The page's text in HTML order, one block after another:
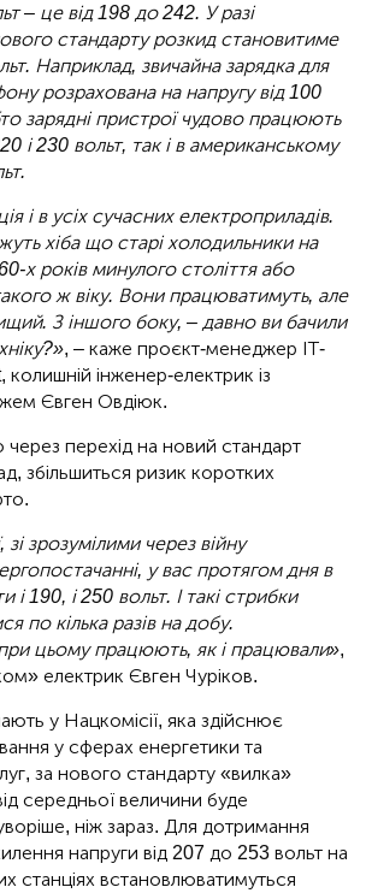
– це від 198 до 242. У разі
стандарту розкид становитиме
Наприклад, звичайна зарядка для
розрахована на напругу від 100
зарядні пристрої чудово працюють
і 230 вольт, так і в американському
і в усіх сучасних електроприладів.
хіба що старі холодильники на
х років минулого століття або
ж віку. Вони працюватимуть, але
З іншого боку, – давно ви бачили
, – каже проєкт-менеджер ІТ-
колишній інженер-електрик із
Євген Овдіюк.
перехід на новий стандарт
збільшиться ризик коротких
зі зрозумілими через війну
у вас протягом дня в
і 190, і 250 вольт. І такі стрибки
по кілька разів на добу.
цьому працюють, як і працювали»,
електрик Євген Чуріков.
у Нацкомісії, яка здійснює
у сферах енергетики та
за нового стандарту «вилка»
середньої величини буде
ніж зараз. Для дотримання
напруги від 207 до 253 вольт на
станціях встановлюватимуться